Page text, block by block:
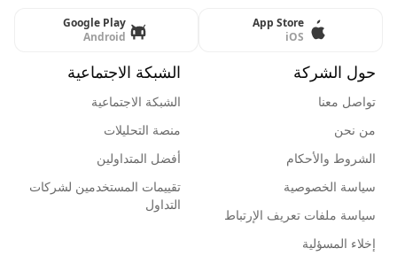
App Store
iOS
Google Play
Android
حول الشركة
تواصل معنا
من نحن
الشروط والأحكام
سياسة الخصوصية
سياسة ملفات تعريف الإرتباط
إخلاء المسؤلية
الشبكة الاجتماعية
الشبكة الاجتماعية
منصة التحليلات
أفضل المتداولين
تقييمات المستخدمين لشركات
التداول